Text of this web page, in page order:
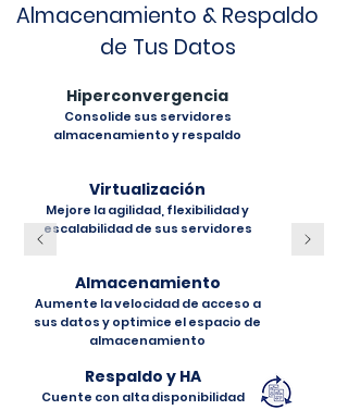
Almacenamiento & Respaldo
de Tus Datos
Respaldo y HA
Cuente con alta disponibilidad
Almacenamiento
Aumente la velocidad de acceso a
sus datos y optimice el espacio de
almacenamiento
Virtualización
Mejore la agilidad, flexibilidad y
escalabilidad de sus servidores
Hiperconvergencia
Consolide sus servidores
almacenamiento y respaldo